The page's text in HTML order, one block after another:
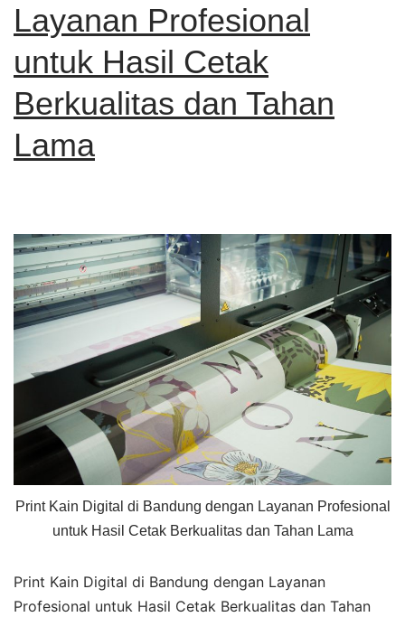
Layanan Profesional
untuk Hasil Cetak
Berkualitas dan Tahan
Lama
Print Kain Digital di Bandung dengan Layanan Profesional
untuk Hasil Cetak Berkualitas dan Tahan Lama
Print Kain Digital di Bandung dengan Layanan
Profesional untuk Hasil Cetak Berkualitas dan Tahan